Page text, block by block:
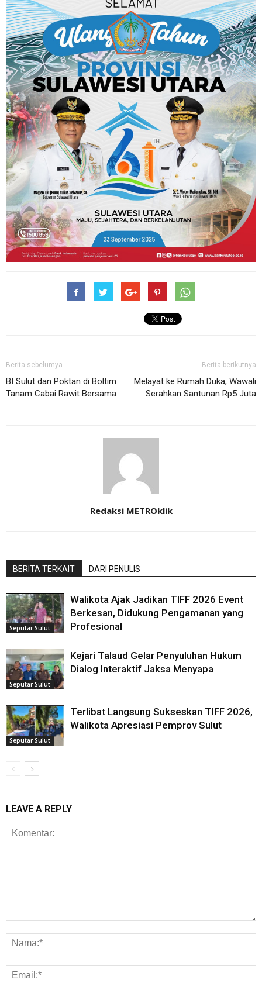
Berita sebelumya
BI Sulut dan Poktan di Boltim
Tanam Cabai Rawit Bersama
Berita berikutnya
Melayat ke Rumah Duka, Wawali
Serahkan Santunan Rp5 Juta
Redaksi METROklik
BERITA TERKAIT DARI PENULIS
Seputar Sulut
Walikota Ajak Jadikan TIFF 2026 Event
Berkesan, Didukung Pengamanan yang
Profesional
Seputar Sulut
Kejari Talaud Gelar Penyuluhan Hukum
Dialog Interaktif Jaksa Menyapa
Seputar Sulut
Terlibat Langsung Sukseskan TIFF 2026,
Walikota Apresiasi Pemprov Sulut
LEAVE A REPLY